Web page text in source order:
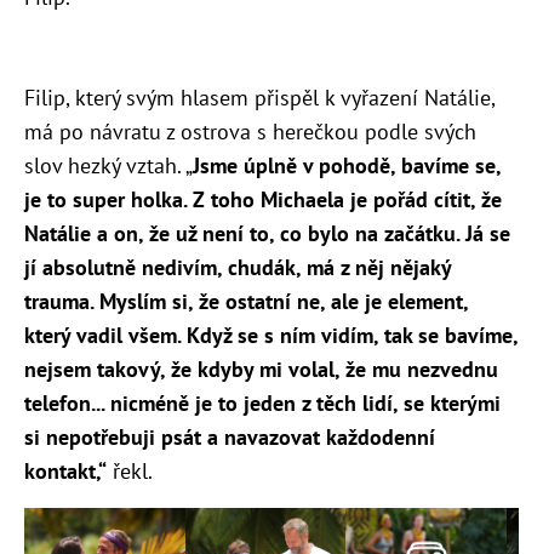
Filip, který svým hlasem přispěl k vyřazení Natálie,
má po návratu z ostrova s herečkou podle svých
slov hezký vztah. „Jsme úplně v pohodě, bavíme se,
je to super holka. Z toho Michaela je pořád cítit, že
Natálie a on, že už není to, co bylo na začátku. Já se
jí absolutně nedivím, chudák, má z něj nějaký
trauma. Myslím si, že ostatní ne, ale je element,
který vadil všem. Když se s ním vidím, tak se bavíme,
nejsem takový, že kdyby mi volal, že mu nezvednu
telefon... nicméně je to jeden z těch lidí, se kterými
si nepotřebuji psát a navazovat každodenní
kontakt,“ řekl.